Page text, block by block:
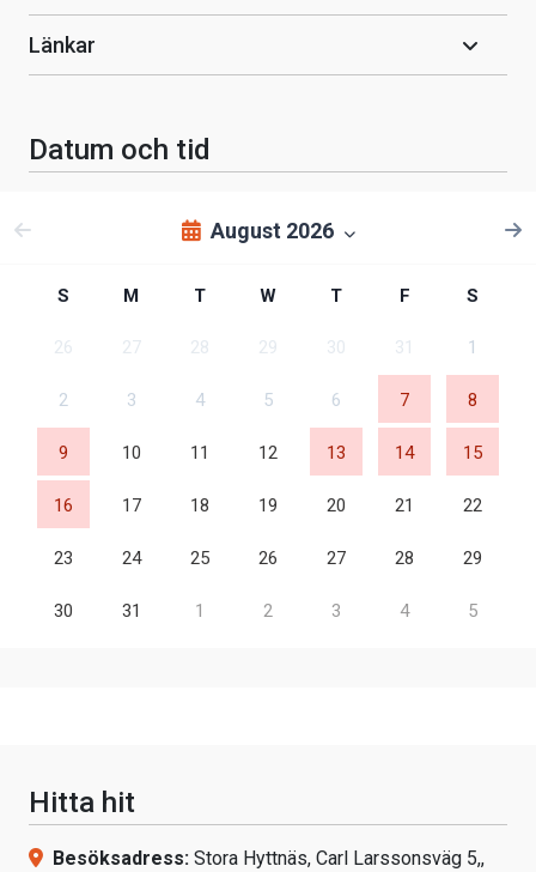
Länkar
Datum och tid
August 2026
S M T W T F S
26 27 28 29 30 31 1
2 3 4 5 6 7 8
9 10 11 12 13 14 15
16 17 18 19 20 21 22
23 24 25 26 27 28 29
30 31 1 2 3 4 5
Hitta hit
Besöksadress: Stora Hyttnäs, Carl Larssonsväg 5,,